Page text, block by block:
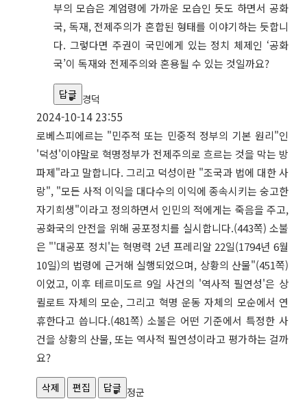
부의 모습은 계엄령에 가까운 모습인 듯도 하면서 공화
국, 독재, 전제주의가 혼합된 형태를 이야기하는 듯합니
다. 그렇다면 주권이 국민에게 있는 정치 체제인 ‘공화
국’이 독재와 전제주의와 혼용될 수 있는 것일까요?
답글 경덕
2024-10-14 23:55
로베스피에르는 "민주적 또는 민중적 정부의 기본 원리"인
'덕성'이야말로 혁명정부가 전제주의로 흐르는 것을 막는 방
파제"라고 말합니다. 그리고 덕성이란 "조국과 법에 대한 사
랑", "모든 사적 이익을 대다수의 이익에 종속시키는 숭고한
자기희생"이라고 정의하면서 인민의 적에게는 죽음을 주고,
공화국의 안전을 위해 공포정치를 실시합니다.(443쪽) 소불
은 "'대공포 정치'는 혁명력 2년 프레리알 22일(1794년 6월
10일)의 법령에 근거해 실행되었으며, 상황의 산물"(451쪽)
이었고, 이후 테르미도르 9일 사건의 '역사적 필연성'은 상
퀼로트 자체의 모순, 그리고 혁명 운동 자체의 모순에서 연
휴한다고 씁니다.(481쪽) 소불은 어떤 기준에서 특정한 사
건을 상황의 산물, 또는 역사적 필연성이라고 평가하는 걸까
요?
삭제 편집 답글 정군